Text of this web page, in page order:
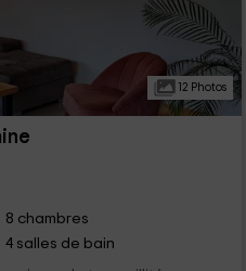
12 Photos
8 chambres
4 salles de bain